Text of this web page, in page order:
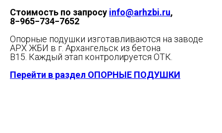
Стоимость по запросу info@arhzbi.ru,
8−965−734−7652
Опорные подушки изготавливаются на заводе
АРХ ЖБИ в г. Архангельск из бетона
В15. Каждый этап контролируется ОТК.
Перейти в раздел ОПОРНЫЕ ПОДУШКИ